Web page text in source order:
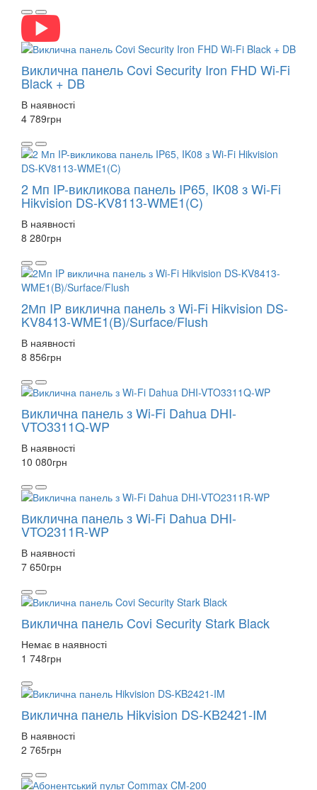
Виклична панель Covi Security Iron FHD Wi-Fi
Black + DB
В наявності
4 789грн
2 Мп IP-викликова панель IP65, IK08 з Wi-Fi
Hikvision DS-KV8113-WME1(C)
В наявності
8 280грн
2Мп IP виклична панель з Wi-Fi Hikvision DS-
KV8413-WME1(B)/Surface/Flush
В наявності
8 856грн
Виклична панель з Wi-Fi Dahua DHI-
VTO3311Q-WP
В наявності
10 080грн
Виклична панель з Wi-Fi Dahua DHI-
VTO2311R-WP
В наявності
7 650грн
Виклична панель Covi Security Stark Black
Немає в наявності
1 748грн
Виклична панель Hikvision DS-KB2421-IM
В наявності
2 765грн